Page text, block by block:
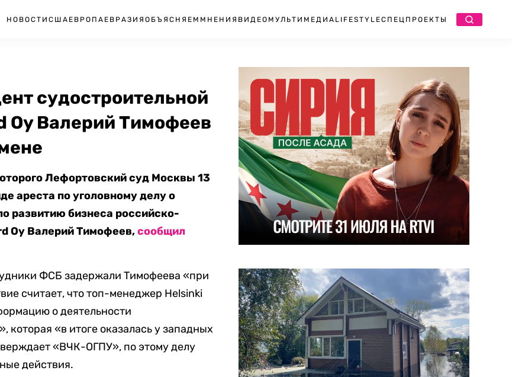
НОВОСТИ США ЕВРОПА ЕВРАЗИЯ ОБЪЯСНЯЕМ МНЕНИЯ ВИДЕО МУЛЬТИМЕДИА LIFESTYLEСПЕЦПРОЕКТЫ
судостроительной
Oy Валерий Тимофеев
Лефортовский суд Москвы 13
ареста по уголовному делу о
развитию бизнеса российско-
Oy Валерий Тимофеев,сообщил
ФСБ задержали Тимофеева «при
считает, что топ-менеджер Helsinki
о деятельности
которая «в итоге оказалась у западных
«ВЧК-ОГПУ», по этому делу
действия.